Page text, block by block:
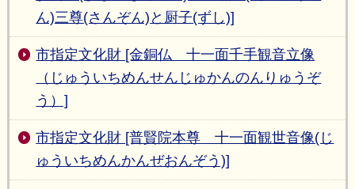
ん)三尊(さんぞん)と厨子(ずし)]
市指定文化財 [金銅仏 十一面千手観音立像
（じゅういちめんせんじゅかんのんりゅうぞ
う）]
市指定文化財 [普賢院本尊 十一面観世音像(じ
ゅういちめんかんぜおんぞう)]